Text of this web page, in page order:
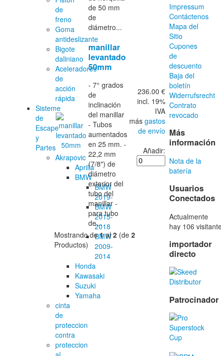
de
freno
Goma
antideslizante
Bigote
daliniano
Aceleradores
de
acción
rápida
Sisteme
de
Escape
y
Partes
Akrapovic
Aprilia
BMW
BMW
2019-
BMW
2015-
2018
BMW
2009-
2014
Honda
Kawasaki
Suzuki
Yamaha
cinta
de
proteccion
contra
proteccion
de 50 mm
de
diámetro...
manillar
levantado
50mm
- 7° grados
de
inclinación
del manillar
- Tubos
aumentados
en 25 mm. -
22,2 mm
(7/8") de
diámetro
exterior del
tubo del
manillar -
para tubo
de...
236.00 €
incl. 19%
IVA
más gastos
de envío
Añadir:
Mostrando de1al2(de 2
Productos)
Impressum
Contáctenos
Mapa del
Sitio
Cupones
de
descuento
Baja del
boletín
Widerrufsrecht
Contrato
revocado
Más
información
Nota de la
batería
Usuarios
Conectados
Actualmente
hay 106
importador
directo
Patrocinador